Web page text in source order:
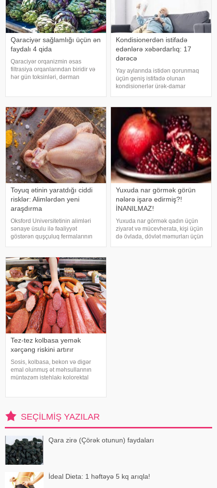
Qaraciyər sağlamlığı üçün ən
faydalı 4 qida
Qaraciyər orqanizmin əsas
filtrasiya orqanlarından biridir və
hər gün toksinləri, dərman
federal ekspert onkologiya
klinikalar
Kondisionerdən istifadə
edənlərə xəbərdarlıq: 17
dərəcə
Yay aylarında istidən qorunmaq
üçün geniş istifadə olunan
kondisionerlər ürək-damar
kardioloqların bildirdiyinə görə,
tərli halda qəfil çox soyuq otağ
Toyuq ətinin yaratdığı ciddi
risklər: Alimlərdən yeni
araşdırma
Oksford Universitetinin alimləri
sənaye üsulu ilə fəaliyyət
göstərən quşçuluq fermalarının
biləcəyini bildiriblər. xəbər verir ki,
araşdırma zamanı son 45 i
Yuxuda nar görmək görün
nələrə işarə edirmiş?!
İNANILMAZ!
Yuxuda nar görmək qadın üçün
ziyarət və mücevherata, kişi üçün
də övlada, dövlət məmurları üçün
Tez-tez kolbasa yemək
xərçəng riskini artırır
Sosis, kolbasa, bekon və digər
emal olunmuş ət məhsullarının
müntəzəm istehlakı kolorektal
Endokrinologiy
SEÇILMIŞ YAZILAR
Qara zirə (Çörək otunun) faydaları
İdeal Dieta: 1 həftəyə 5 kq arıqla!